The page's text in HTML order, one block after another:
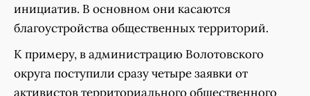
инициатив. В основном они касаются
благоустройства общественных территорий.
К примеру, в администрацию Волотовского
округа поступили сразу четыре заявки от
активистов территориального общественного